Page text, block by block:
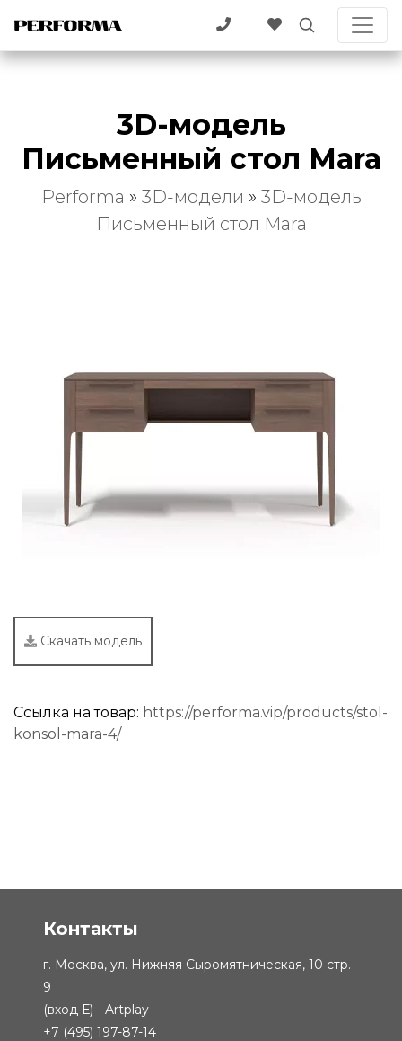
3D-модель
Письменный стол Mara
Performa » 3D-модели » 3D-модель
Письменный стол Mara
Скачать модель
Ссылка на товар: https://performa.vip/products/stol-
konsol-mara-4/
Контакты
г. Москва, ул. Нижняя Сыромятническая, 10 стр.
9
(вход Е) - Artplay
+7 (495) 197-87-14